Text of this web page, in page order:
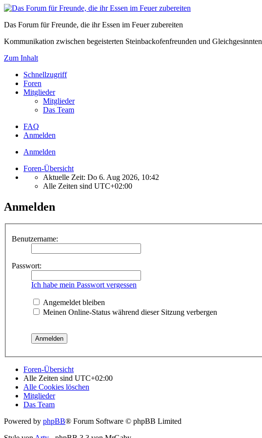
Das Forum für Freunde, die ihr Essen im Feuer zubereiten
Kommunikation zwischen begeisterten Steinbackofenfreunden und Gleichgesinnten
Zum Inhalt
Schnellzugriff
Foren
Mitglieder
Mitglieder
Das Team
FAQ
Anmelden
Anmelden
Foren-Übersicht
Aktuelle Zeit: Do 6. Aug 2026, 10:42
Alle Zeiten sind UTC+02:00
Anmelden
Benutzername:
Passwort:
Ich habe mein Passwort vergessen
Angemeldet bleiben
Meinen Online-Status während dieser Sitzung verbergen
Foren-Übersicht
Alle Zeiten sind UTC+02:00
Alle Cookies löschen
Mitglieder
Das Team
Powered by phpBB® Forum Software © phpBB Limited